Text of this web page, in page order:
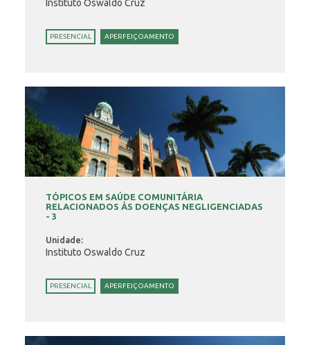
Instituto Oswaldo Cruz
PRESENCIAL APERFEIÇOAMENTO
TÓPICOS EM SAÚDE COMUNITÁRIA
RELACIONADOS ÀS DOENÇAS NEGLIGENCIADAS
- 3
Unidade:
Instituto Oswaldo Cruz
PRESENCIAL APERFEIÇOAMENTO